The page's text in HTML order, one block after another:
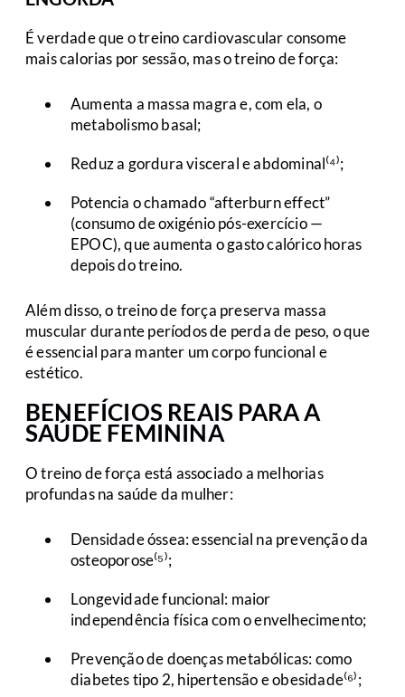
É verdade que o treino cardiovascular consome
mais calorias por sessão, mas o treino de força:
Aumenta a massa magra e, com ela, o
metabolismo basal;
Reduz a gordura visceral e abdominal⁽⁴⁾;
Potencia o chamado “afterburn effect”
(consumo de oxigénio pós-exercício —
EPOC), que aumenta o gasto calórico horas
depois do treino.
Além disso, o treino de força preserva massa
muscular durante períodos de perda de peso, o que
é essencial para manter um corpo funcional e
estético.
BENEFÍCIOS REAIS PARA A
SAÚDE FEMININA
O treino de força está associado a melhorias
profundas na saúde da mulher:
Densidade óssea: essencial na prevenção da
osteoporose⁽⁵⁾;
Longevidade funcional: maior
independência física com o envelhecimento;
Prevenção de doenças metabólicas: como
diabetes tipo 2, hipertensão e obesidade⁽⁶⁾;